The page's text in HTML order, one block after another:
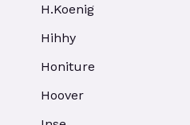
H.Koenig
Hihhy
Honiture
Hoover